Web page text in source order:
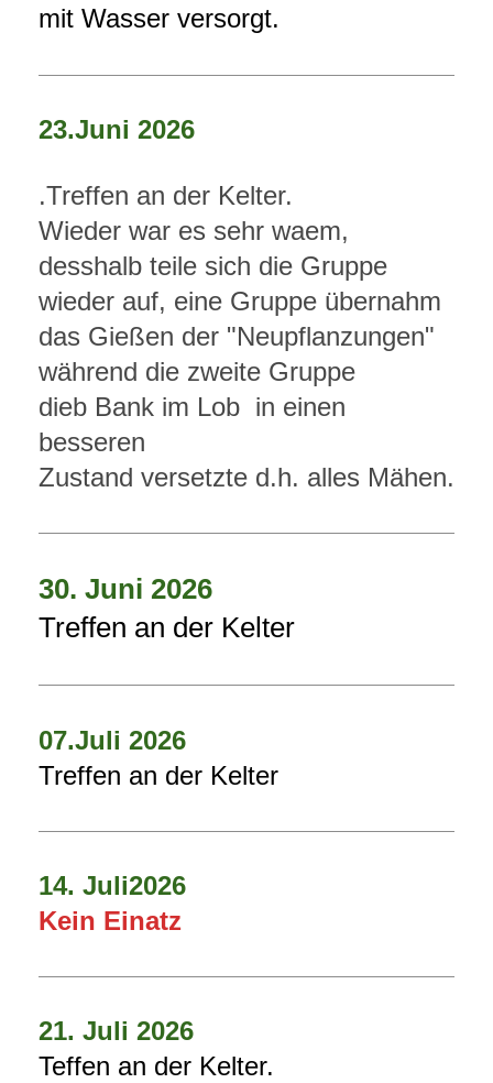
mit Wasser versorgt.
23.Juni 2026
.Treffen an der Kelter.
Wieder war es sehr waem,
desshalb teile sich die Gruppe
wieder auf, eine Gruppe übernahm
das Gießen der "Neupflanzungen"
während die zweite Gruppe
dieb Bank im Lob in einen
besseren
Zustand versetzte d.h. alles Mähen.
30. Juni 2026
Treffen an der Kelter
07.Juli 2026
Treffen an der Kelter
14. Juli2026
Kein Einatz
21. Juli 2026
Teffen an der Kelter.